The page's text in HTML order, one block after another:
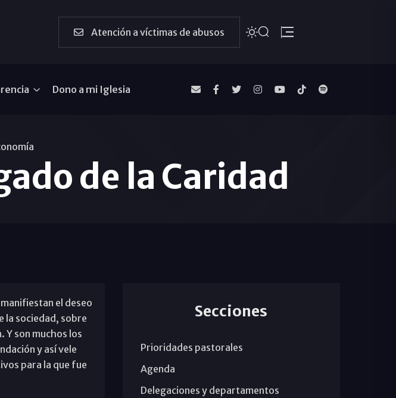
Atención a víctimas de abusos
Dono a mi Iglesia
de la Caridad
el deseo
la sociedad, sobre
Y son muchos los
y así vele
para la que fue
Secciones
Prioridades pastorales
Agenda
Delegaciones y departamentos